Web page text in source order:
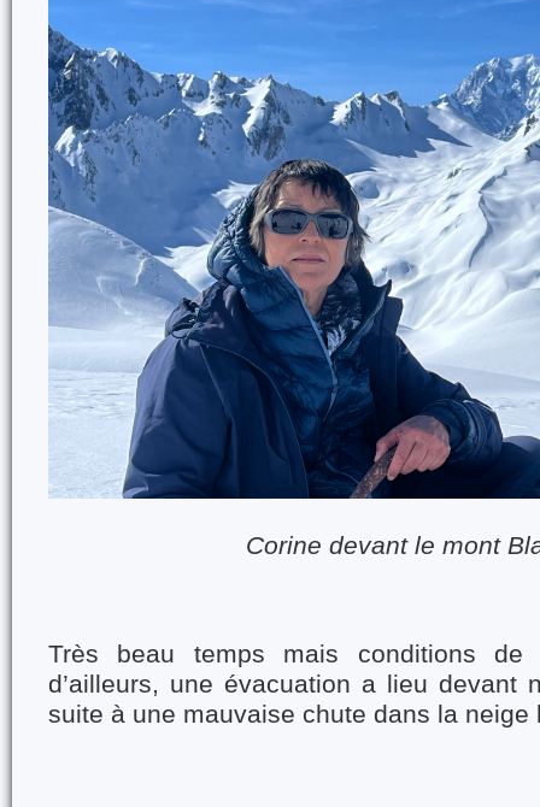
Corine devant le mont
Très beau temps mais conditions de
d’ailleurs, une évacuation a lieu devant
suite à une mauvaise chute dans la